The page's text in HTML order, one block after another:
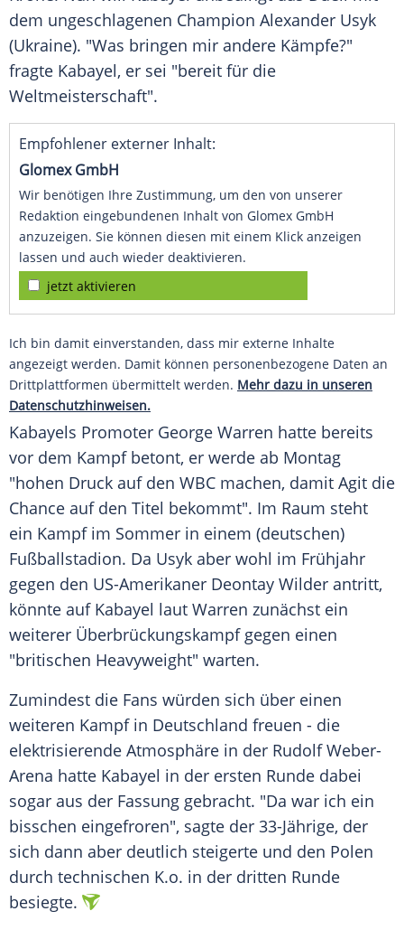
dem ungeschlagenen Champion Alexander Usyk
(Ukraine). "Was bringen mir andere Kämpfe?"
fragte Kabayel, er sei "bereit für die
Weltmeisterschaft".
Empfohlener externer Inhalt:
Glomex GmbH
Wir benötigen Ihre Zustimmung, um den von unserer
Redaktion eingebundenen Inhalt von Glomex GmbH
anzuzeigen. Sie können diesen mit einem Klick anzeigen
lassen und auch wieder deaktivieren.
jetzt aktivieren
Ich bin damit einverstanden, dass mir externe Inhalte
angezeigt werden. Damit können personenbezogene Daten an
Drittplattformen übermittelt werden. Mehr dazu in unseren
Datenschutzhinweisen.
Kabayels Promoter George Warren hatte bereits
vor dem Kampf betont, er werde ab Montag
"hohen Druck auf den WBC machen, damit Agit die
Chance auf den Titel bekommt". Im Raum steht
ein Kampf im Sommer in einem (deutschen)
Fußballstadion. Da Usyk aber wohl im Frühjahr
gegen den US-Amerikaner Deontay Wilder antritt,
könnte auf Kabayel laut Warren zunächst ein
weiterer Überbrückungskampf gegen einen
"britischen Heavyweight" warten.
Zumindest die Fans würden sich über einen
weiteren Kampf in Deutschland freuen - die
elektrisierende Atmosphäre in der Rudolf Weber-
Arena hatte Kabayel in der ersten Runde dabei
sogar aus der Fassung gebracht. "Da war ich ein
bisschen eingefroren", sagte der 33-Jährige, der
sich dann aber deutlich steigerte und den Polen
durch technischen K.o. in der dritten Runde
besiegte.